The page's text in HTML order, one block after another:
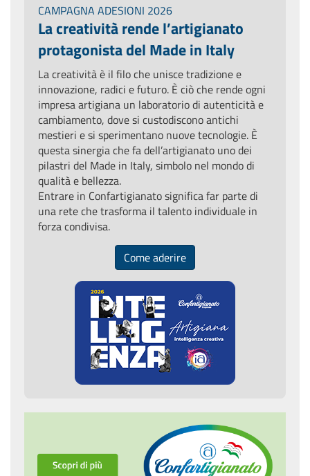
CAMPAGNA ADESIONI 2026
La creatività rende l’artigianato
protagonista del Made in Italy
La creatività è il filo che unisce tradizione e
innovazione, radici e futuro. È ciò che rende ogni
impresa artigiana un laboratorio di autenticità e
cambiamento, dove si custodiscono antichi
mestieri e si sperimentano nuove tecnologie. È
questa sinergia che fa dell’artigianato uno dei
pilastri del Made in Italy, simbolo nel mondo di
qualità e bellezza.
Entrare in Confartigianato significa far parte di
una rete che trasforma il talento individuale in
forza condivisa.
Come aderire